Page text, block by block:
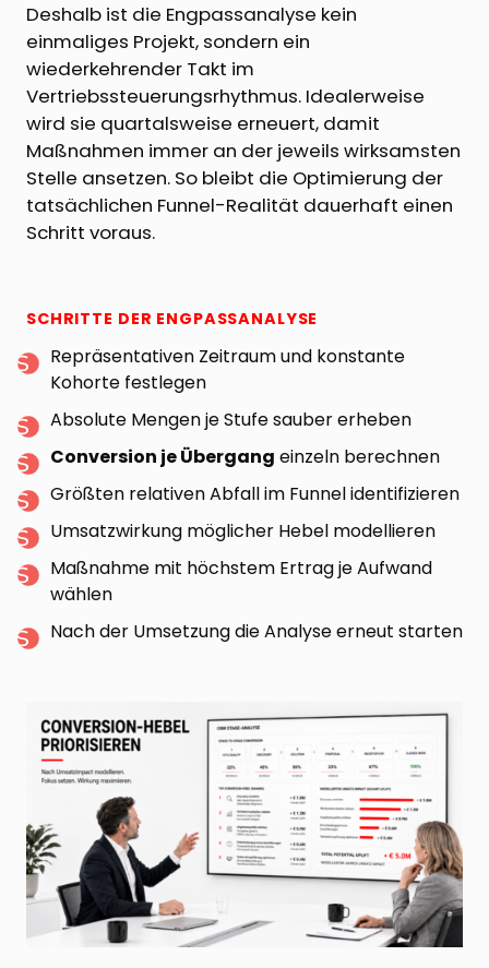
Deshalb ist die Engpassanalyse kein
einmaliges Projekt, sondern ein
wiederkehrender Takt im
Vertriebssteuerungsrhythmus. Idealerweise
wird sie quartalsweise erneuert, damit
Maßnahmen immer an der jeweils wirksamsten
Stelle ansetzen. So bleibt die Optimierung der
tatsächlichen Funnel-Realität dauerhaft einen
Schritt voraus.
SCHRITTE DER ENGPASSANALYSE
Repräsentativen Zeitraum und konstante
Kohorte festlegen
Absolute Mengen je Stufe sauber erheben
Conversion je Übergang einzeln berechnen
Größten relativen Abfall im Funnel identifizieren
Umsatzwirkung möglicher Hebel modellieren
Maßnahme mit höchstem Ertrag je Aufwand
wählen
Nach der Umsetzung die Analyse erneut starten